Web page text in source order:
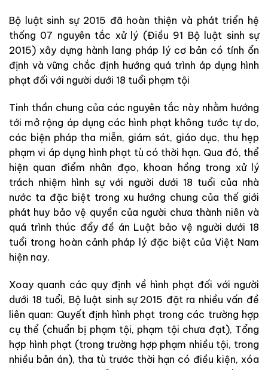
Bộ luật sinh sự 2015 đã hoàn thiện và phát triển hệ
thống 07 nguyên tắc xử lý (Điều 91 Bộ luật sinh sự
2015) xây dựng hành lang pháp lý cơ bản có tính ổn
định và vững chắc định hướng quá trình áp dụng hình
phạt đối với người dưới 18 tuổi phạm tội
Tinh thần chung của các nguyên tắc này nhằm hướng
tới mở rộng áp dụng các hình phạt không tước tự do,
các biện pháp tha miễn, giám sát, giáo dục, thu hẹp
phạm vi áp dụng hình phạt tù có thời hạn. Qua đó, thể
hiện quan điểm nhân đạo, khoan hồng trong xử lý
trách nhiệm hình sự với người dưới 18 tuổi của nhà
nước ta đặc biệt trong xu hướng chung của thế giới
phát huy bảo vệ quyền của người chưa thành niên và
quá trình thúc đẩy đề án Luật bảo vệ người dưới 18
tuổi trong hoàn cảnh pháp lý đặc biệt của Việt Nam
hiện nay.
Xoay quanh các quy định về hình phạt đối với người
dưới 18 tuổi, Bộ luật sinh sự 2015 đặt ra nhiều vấn đề
liên quan: Quyết định hình phạt trong các trường hợp
cụ thể (chuẩn bị phạm tội, phạm tội chưa đạt), Tổng
hợp hình phạt (trong trường hợp phạm nhiều tội, trong
nhiều bản án), tha tù trước thời hạn có điều kiện, xóa